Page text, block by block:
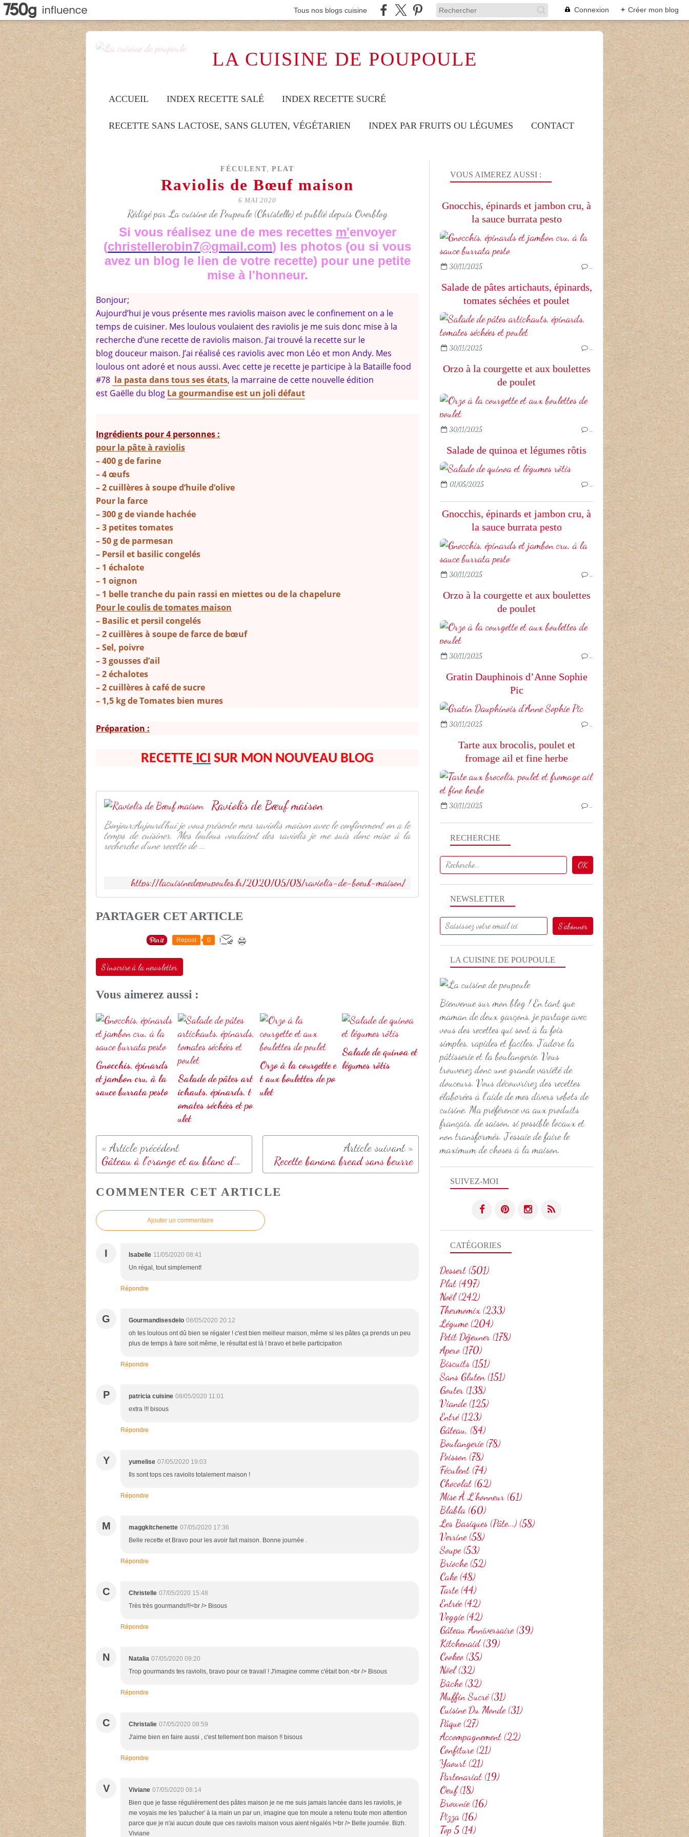
Tous nos blogs cuisine Connexion + Créer mon blog
LA CUISINE DE POUPOULE
ACCUEIL INDEX RECETTE SALÉ INDEX RECETTE SUCRÉ
RECETTE SANS LACTOSE, SANS GLUTEN, VÉGÉTARIEN INDEX PAR FRUITS OU LÉGUMES CONTACT
FÉCULENT, PLAT
Raviolis de Bœuf maison
6 MAI 2020
Rédigé par La cuisine de Poupoule (Christelle) et publié depuis Overblog
Si vous réalisez une de mes recettes m'envoyer
(christellerobin7@gmail.com) les photos (ou si vous
avez un blog le lien de votre recette) pour une petite
mise à l'honneur.
Bonjour;
Aujourd’hui je vous présente mes raviolis maison avec le confinement on a le
temps de cuisiner. Mes loulous voulaient des raviolis je me suis donc mise à la
recherche d’une recette de raviolis maison. J’ai trouvé la recette sur le
blog douceur maison. J’ai réalisé ces raviolis avec mon Léo et mon Andy. Mes
loulous ont adoré et nous aussi. Avec cette je recette je participe à la Bataille food
#78 la pasta dans tous ses états, la marraine de cette nouvelle édition
est Gaëlle du blog La gourmandise est un joli défaut
Ingrédients pour 4 personnes :
pour la pâte à raviolis
– 400 g de farine
– 4 œufs
– 2 cuillères à soupe d’huile d’olive
Pour la farce
– 300 g de viande hachée
– 3 petites tomates
– 50 g de parmesan
– Persil et basilic congelés
– 1 échalote
– 1 oignon
– 1 belle tranche du pain rassi en miettes ou de la chapelure
Pour le coulis de tomates maison
– Basilic et persil congelés
– 2 cuillères à soupe de farce de bœuf
– Sel, poivre
– 3 gousses d’ail
– 2 échalotes
– 2 cuillères à café de sucre
– 1,5 kg de Tomates bien mures
Préparation :
RECETTE ICI SUR MON NOUVEAU BLOG
Raviolis de Bœuf maison
Bonjour;Aujourd'hui je vous présente mes raviolis maison avec le confinement on a le
temps de cuisiner. Mes loulous voulaient des raviolis je me suis donc mise à la
recherche d'une recette de ...
https://lacuisinedepoupoules.fr/2020/05/08/raviolis-de-boeuf-maison/
PARTAGER CET ARTICLE
Repost 0
S'inscrire à la newsletter
Vous aimerez aussi :
Gnocchis, épinards
et jambon cru, à la
sauce burrata pesto
Salade de pâtes art
ichauts, épinards, t
omates séchées et po
ulet
Orzo à la courgette e
t aux boulettes de po
ulet
Salade de quinoa et
légumes rôtis
Gâteau à l’orange et au blanc d’œuf Recette banana bread sans beurre
COMMENTER CET ARTICLE
Ajouter un commentaire
I Isabelle 11/05/2020 08:41
Un régal, tout simplement!
Répondre
G Gourmandisesdelo 08/05/2020 20:12
oh tes loulous ont dû bien se régaler ! c'est bien meilleur maison, même si les pâtes ça prends un peu
plus de temps à faire soit même, le résultat est là ! bravo et belle participation
Répondre
P patricia cuisine 08/05/2020 11:01
extra !!! bisous
Répondre
Y yumelise 07/05/2020 19:03
Ils sont tops ces raviolis totalement maison !
Répondre
M maggkitchenette 07/05/2020 17:36
Belle recette et Bravo pour les avoir fait maison. Bonne journée .
Répondre
C Christelle 07/05/2020 15:48
Très très gourmands!!!<br /> Bisous
Répondre
N Natalia 07/05/2020 09:20
Trop gourmands tes raviolis, bravo pour ce travail ! J'imagine comme c'était bon.<br /> Bisous
Répondre
C Christalie 07/05/2020 08:59
J'aime bien en faire aussi , c'est tellement bon maison !! bisous
Répondre
V Viviane 07/05/2020 08:14
Bien que je fasse régulièrement des pâtes maison je ne me suis jamais lancée dans les raviolis, je
me voyais me les 'palucher' à la main un par un, imagine que ton moule a retenu toute mon attention
parce que je n'ai aucun doute que ces raviolis maison vous aient régalés !<br /> Belle journée. Bizh.
Viviane
NEWSLETTER
SUIVEZ-MOI
RECHERCHE
LA CUISINE DE POUPOULE
Bienvenue sur mon blog ! En tant que
maman de deux garçons, je partage avec
vous des recettes qui sont à la fois
simples, rapides et faciles. J'adore la
pâtisserie et la boulangerie. Vous
trouverez donc une grande variété de
douceurs. Vous découvrirez des recettes
élaborées à l'aide de mes divers robots de
cuisine. Ma préférence va aux produits
français, de saison, si possible locaux et
non transformés. J'essaie de faire le
maximum de choses à la maison.
VOUS AIMEREZ AUSSI :
Gnocchis, épinards et jambon cru, à
la sauce burrata pesto
30/11/2025 …
Salade de pâtes artichauts, épinards,
tomates séchées et poulet
30/11/2025 …
Orzo à la courgette et aux boulettes
de poulet
30/11/2025 …
Salade de quinoa et légumes rôtis
01/05/2025 …
Gnocchis, épinards et jambon cru, à
la sauce burrata pesto
30/11/2025 …
Orzo à la courgette et aux boulettes
de poulet
30/11/2025 …
Gratin Dauphinois d’Anne Sophie
Pic
30/11/2025 …
Tarte aux brocolis, poulet et
fromage ail et fine herbe
30/11/2025 …
CATÉGORIES
Dessert(501)
Plat(497)
Noël(242)
Thermomix(233)
Légume(204)
Petit Déjeuner (178)
Apero(170)
Biscuits(151)
Sans Gluten(151)
Gouter (138)
Viande(125)
Entré(123)
Gâteau, (84)
Boulangerie(78)
Poisson(78)
Féculent(74)
Chocolat(62)
Mise À L'honneur (61)
Blabla(60)
Les Basiques (pâte...) (58)
Verrine(58)
Soupe(53)
Brioche(52)
Cake(48)
Tarte(44)
Entrée(42)
Veggie(42)
Gâteau Anniversaire(39)
Kitchenaid(39)
Cookeo(35)
Nöel(32)
Bûche(32)
Muffin Sucré(31)
Cuisine Du Monde(31)
Pâque(27)
Accompagnement(22)
Confiture(21)
Yaourt(21)
Partenariat(19)
Oeuf(18)
Brownie(16)
Pizza(16)
Top 5 (14)